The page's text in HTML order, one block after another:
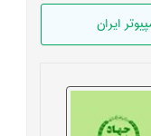
ايران